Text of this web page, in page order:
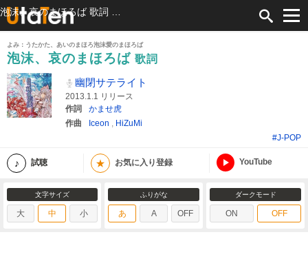
よみ：うたかた、あいのまほろ泡沫愛のまほろば
泡沫、哀のまほろば 歌詞
幽閉サテライト
2013.1.1 リリース
作詞
かませ虎
作曲
Iceon , HiZuMi
#J-POP
試聴 ★ お気に入り登録 YouTube
文字サイズ
大 中 小
ふりがな
あ A OFF
ダークモード
ON OFF